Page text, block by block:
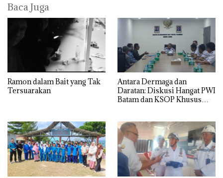
Baca Juga
Ramon dalam Bait yang Tak
Tersuarakan
Antara Dermaga dan
Daratan: Diskusi Hangat PWI
Batam dan KSOP Khusus